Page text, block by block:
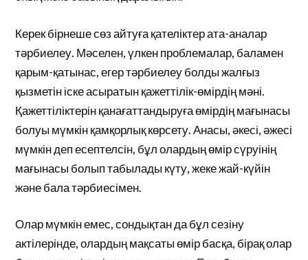
Керек бірнеше сөз айтуға қателіктер ата-аналар
тәрбиелеу. Мәселен, үлкен проблемалар, баламен
қарым-қатынас, егер тәрбиелеу болды жалғыз
қызметін іске асыратын қажеттілік-өмірдің мәні.
Қажеттіліктерін қанағаттандыруға өмірдің мағынасы
болуы мүмкін қамқорлық көрсету. Анасы, әкесі, әжесі
мүмкін деп есептелсін, бұл олардың өмір сүруінің
мағынасы болып табылады күту, жеке жай-күйін
және бала тәрбиесімен.
Олар мүмкін емес, сондықтан да бұл сезіну
актілерінде, олардың мақсаты өмір басқа, бірақ олар